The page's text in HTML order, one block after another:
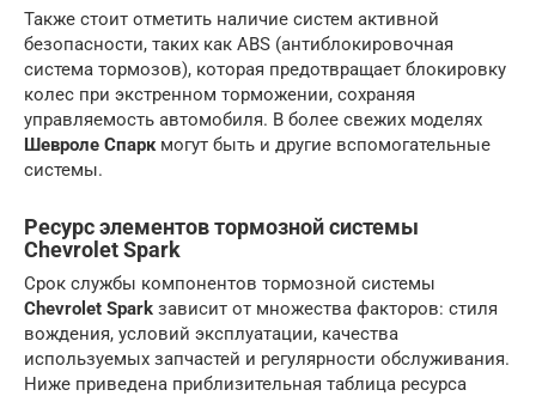
Также стоит отметить наличие систем активной
безопасности, таких как ABS (антиблокировочная
система тормозов), которая предотвращает блокировку
колес при экстренном торможении, сохраняя
управляемость автомобиля. В более свежих моделях
Шевроле Спаркмогут быть и другие вспомогательные
системы.
Ресурс элементов тормозной системы
Chevrolet Spark
Срок службы компонентов тормозной системы
Chevrolet Spark зависит от множества факторов: стиля
вождения, условий эксплуатации, качества
используемых запчастей и регулярности обслуживания.
Ниже приведена приблизительная таблица ресурса